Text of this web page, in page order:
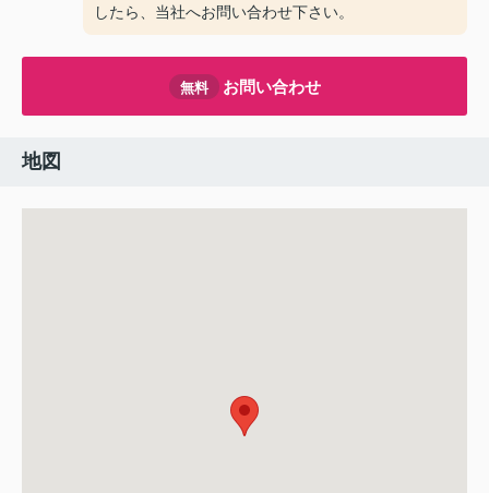
したら、当社へお問い合わせ下さい。
無料 お問い合わせ
地図